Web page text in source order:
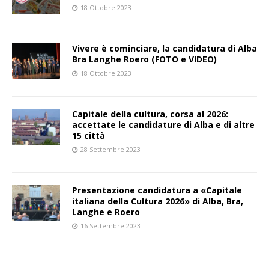
18 Ottobre 2023
Vivere è cominciare, la candidatura di Alba
Bra Langhe Roero (FOTO e VIDEO)
18 Ottobre 2023
Capitale della cultura, corsa al 2026:
accettate le candidature di Alba e di altre
15 città
28 Settembre 2023
Presentazione candidatura a «Capitale
italiana della Cultura 2026» di Alba, Bra,
Langhe e Roero
16 Settembre 2023